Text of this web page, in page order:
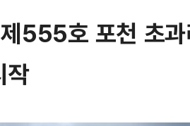
555호 포천 초
작